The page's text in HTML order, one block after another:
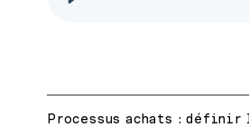
Processus achats : définir